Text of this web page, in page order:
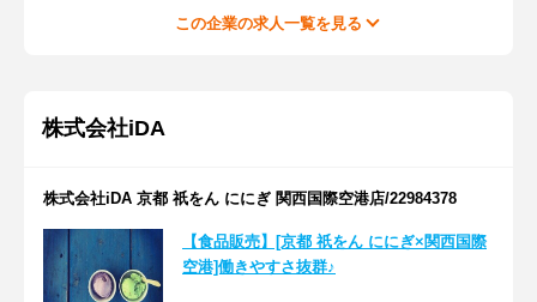
この企業の求人一覧を見る
株式会社iDA
株式会社iDA 京都 祇をん ににぎ 関西国際空港店/22984378
【食品販売】[京都 祇をん ににぎ×関西国際
空港]働きやすさ抜群♪